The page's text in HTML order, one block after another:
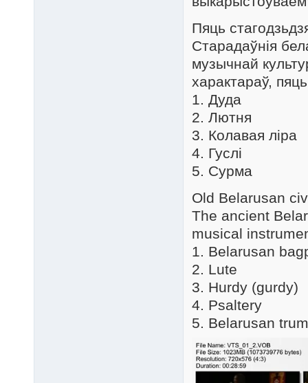
Пяць
Старадаўнія
музычнай
характараў,
1. Дуда
2. Лютня
3. Колавая ліра
4. Гуслі
5. Сурма
Old Belarusan
The ancient
musical
1. Belarusan
2. Lute
3. Hurdy (gurdy)
4. Psaltery
5. Belarusan